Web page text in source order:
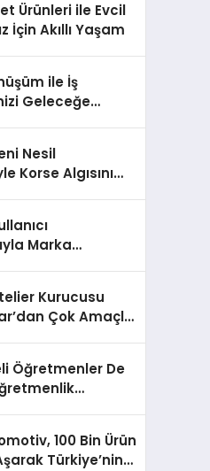
Ürünleri ile Evcil
İçin Akıllı Yaşam
ile İş
Geleceğe
Nesil
Korse Algısını
Marka
Kurucusu
Çok Amaçlı
Öğretmenler De
100 Bin Ürün
Türkiye’nin